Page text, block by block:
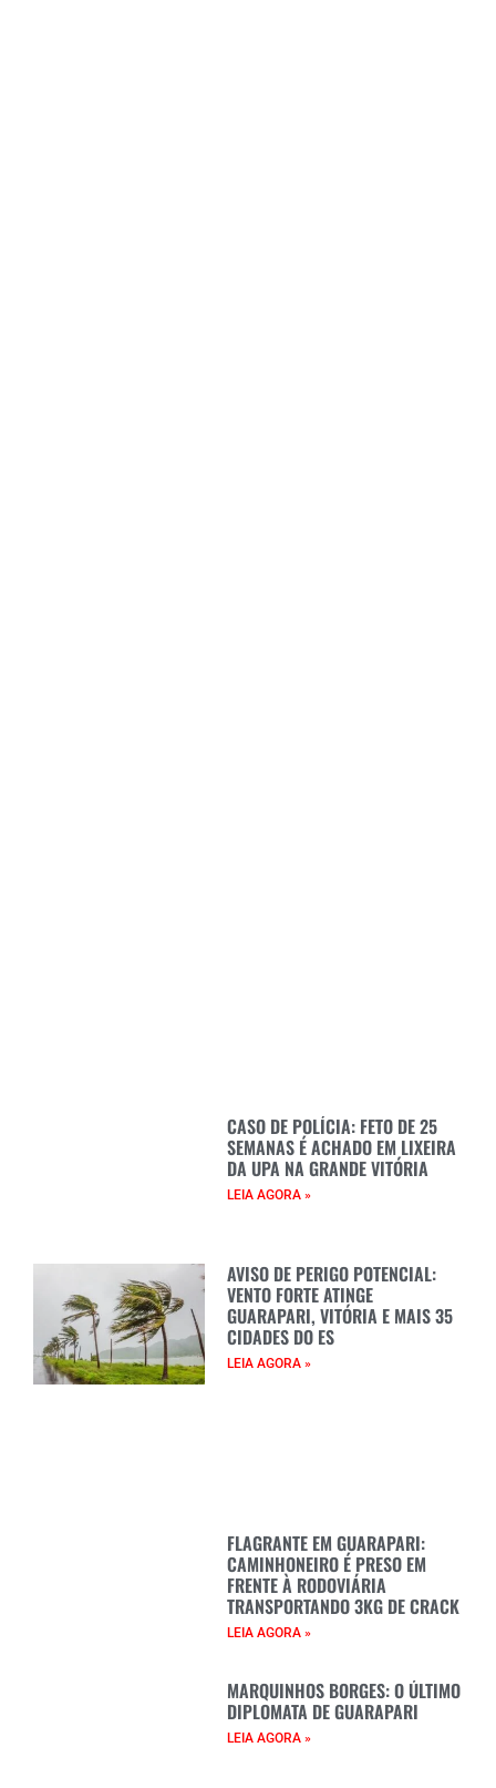
CASO DE POLÍCIA: FETO DE 25
SEMANAS É ACHADO EM LIXEIRA
DA UPA NA GRANDE VITÓRIA
LEIA AGORA »
AVISO DE PERIGO POTENCIAL:
VENTO FORTE ATINGE
GUARAPARI, VITÓRIA E MAIS 35
CIDADES DO ES
LEIA AGORA »
FLAGRANTE EM GUARAPARI:
CAMINHONEIRO É PRESO EM
FRENTE À RODOVIÁRIA
TRANSPORTANDO 3KG DE CRACK
LEIA AGORA »
MARQUINHOS BORGES: O ÚLTIMO
DIPLOMATA DE GUARAPARI
LEIA AGORA »